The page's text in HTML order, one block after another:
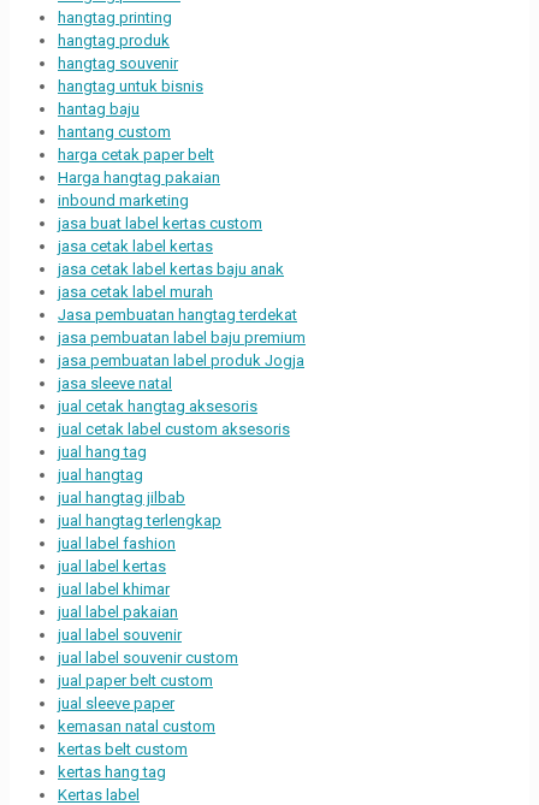
hangtag printing
hangtag produk
hangtag souvenir
hangtag untuk bisnis
hantag baju
hantang custom
harga cetak paper belt
Harga hangtag pakaian
inbound marketing
jasa buat label kertas custom
jasa cetak label kertas
jasa cetak label kertas baju anak
jasa cetak label murah
Jasa pembuatan hangtag terdekat
jasa pembuatan label baju premium
jasa pembuatan label produk Jogja
jasa sleeve natal
jual cetak hangtag aksesoris
jual cetak label custom aksesoris
jual hang tag
jual hangtag
jual hangtag jilbab
jual hangtag terlengkap
jual label fashion
jual label kertas
jual label khimar
jual label pakaian
jual label souvenir
jual label souvenir custom
jual paper belt custom
jual sleeve paper
kemasan natal custom
kertas belt custom
kertas hang tag
Kertas label